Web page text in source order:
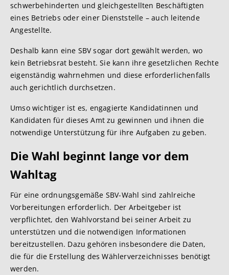
schwerbehinderten und gleichgestellten Beschäftigten
eines Betriebs oder einer Dienststelle – auch leitende
Angestellte.
Deshalb kann eine SBV sogar dort gewählt werden, wo
kein Betriebsrat besteht. Sie kann ihre gesetzlichen Rechte
eigenständig wahrnehmen und diese erforderlichenfalls
auch gerichtlich durchsetzen.
Umso wichtiger ist es, engagierte Kandidatinnen und
Kandidaten für dieses Amt zu gewinnen und ihnen die
notwendige Unterstützung für ihre Aufgaben zu geben.
Die Wahl beginnt lange vor dem
Wahltag
Für eine ordnungsgemäße SBV-Wahl sind zahlreiche
Vorbereitungen erforderlich. Der Arbeitgeber ist
verpflichtet, den Wahlvorstand bei seiner Arbeit zu
unterstützen und die notwendigen Informationen
bereitzustellen. Dazu gehören insbesondere die Daten,
die für die Erstellung des Wählerverzeichnisses benötigt
werden.